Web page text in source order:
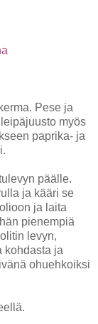
Pese ja
myös
paprika- ja
päälle.
ja kääri se
ja laita
pienempiä
levyn,
kohdasta ja
ohuehkoiksi